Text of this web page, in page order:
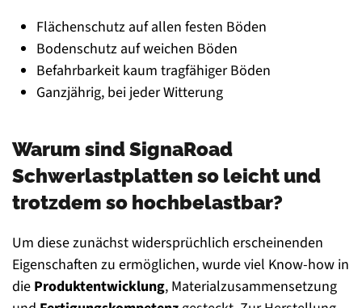
Flächenschutz auf allen festen Böden
Bodenschutz auf weichen Böden
Befahrbarkeit kaum tragfähiger Böden
Ganzjährig, bei jeder Witterung
Warum sind SignaRoad
Schwerlastplatten so leicht und
trotzdem so hochbelastbar?
Um diese zunächst widersprüchlich erscheinenden
Eigenschaften zu ermöglichen, wurde viel Know-how in
die Produktentwicklung, Materialzusammensetzung